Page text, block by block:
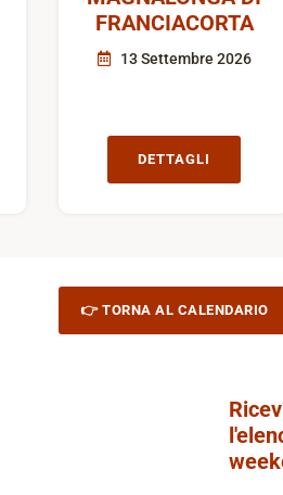
FRANCIACORTA
13 Settembre 2026
DETTAGLI
👉 TORNA AL CALENDARIO